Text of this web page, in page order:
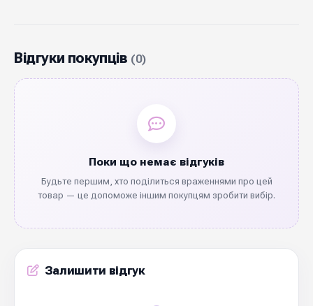
Відгуки покупців (0)
Поки що немає відгуків
Будьте першим, хто поділиться враженнями про цей
товар — це допоможе іншим покупцям зробити вибір.
Залишити відгук